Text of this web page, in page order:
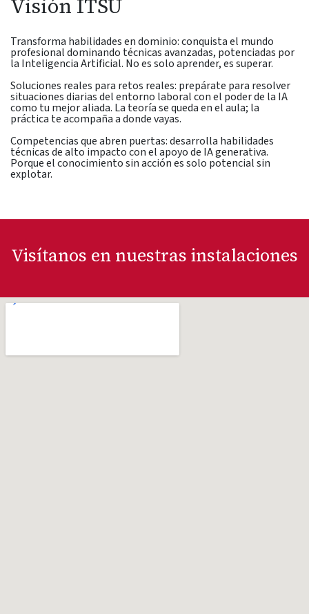
Visión ITSU
Transforma habilidades en dominio: conquista el mundo
profesional dominando técnicas avanzadas, potenciadas por
la Inteligencia Artificial. No es solo aprender, es superar.
Soluciones reales para retos reales: prepárate para resolver
situaciones diarias del entorno laboral con el poder de la IA
como tu mejor aliada. La teoría se queda en el aula; la
práctica te acompaña a donde vayas.
Competencias que abren puertas: desarrolla habilidades
técnicas de alto impacto con el apoyo de IA generativa.
Porque el conocimiento sin acción es solo potencial sin
explotar.
Visítanos en nuestras instalaciones